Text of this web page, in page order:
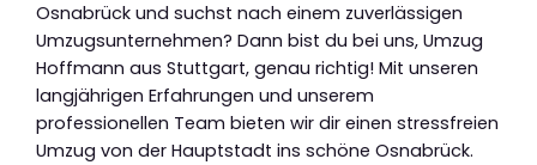
Osnabrück und suchst nach einem zuverlässigen
Umzugsunternehmen? Dann bist du bei uns, Umzug
Hoffmann aus Stuttgart, genau richtig! Mit unseren
langjährigen Erfahrungen und unserem
professionellen Team bieten wir dir einen stressfreien
Umzug von der Hauptstadt ins schöne Osnabrück.